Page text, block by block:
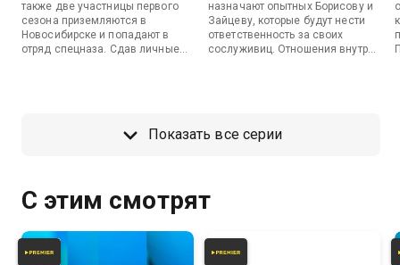
также две участницы первого
сезона приземляются в
Новосибирске и попадают в
отряд спецназа. Сдав личные
род войск они попали.
назначают опытных Борисову и
Зайцеву, которые будут нести
ответственность за своих
сослуживиц. Отношения внутри
и Зайцевой предстоит выяснить,
Показать все серии
С этим смотрят